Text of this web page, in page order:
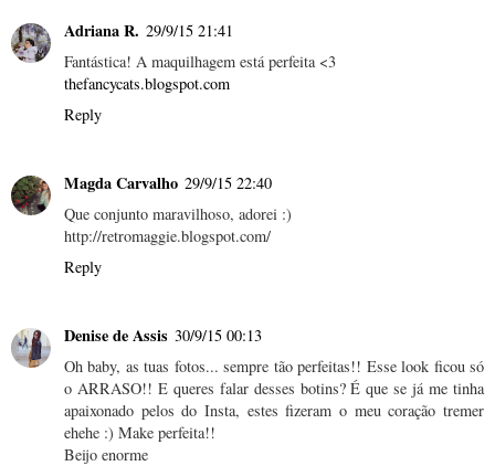
Adriana R. 29/9/15 21:41
Fantástica! A maquilhagem está perfeita <3
thefancycats.blogspot.com
Reply
Magda Carvalho 29/9/15 22:40
Que conjunto maravilhoso, adorei :)
http://retromaggie.blogspot.com/
Reply
Denise de Assis 30/9/15 00:13
Oh baby, as tuas fotos... sempre tão perfeitas!! Esse look ficou só
o ARRASO!! E queres falar desses botins? É que se já me tinha
apaixonado pelos do Insta, estes fizeram o meu coração tremer
ehehe :) Make perfeita!!
Beijo enorme